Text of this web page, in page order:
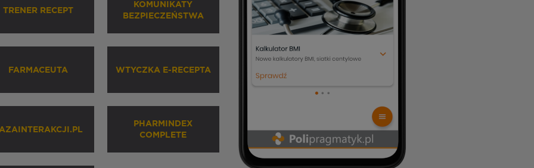
TRENER RECEPT
KOMUNIKATY
BEZPIECZEŃSTWA
FARMACEUTA WTYCZKA E-RECEPTA
PHARMINDEX
COMPLETE